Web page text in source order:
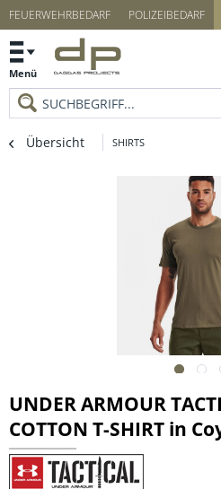
FEUERWEHRBEDARF POLIZEIBEDARF
Menü
Übersicht SHIRTS
UNDER ARMOUR
COTTON T-SHIRT in